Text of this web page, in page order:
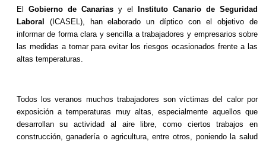
El Gobierno de Canariasy el
Instituto Canario de Seguridad
Laboral
(ICASEL), han elaborado un díptico con el objetivo de
informar de forma clara y sencilla a trabajadores y empresarios sobre
las medidas a tomar para evitar los riesgos ocasionados frente a las
altas temperaturas.
Todos los veranos muchos trabajadores son víctimas del calor por
exposición a temperaturas muy altas, especialmente aquellos que
desarrollan su actividad al aire libre, como ciertos trabajos en
construcción, ganadería o agricultura, entre otros, poniendo la salud